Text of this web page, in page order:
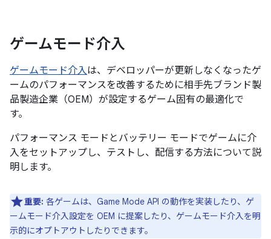
ゲームモード介入
ゲームモード介入は、デベロッパーが更新しなくなったゲ
ームのパフォーマンスを改善するために相手先ブランド製
品製造企業（OEM）が設定するゲーム固有の最適化で
す。
パフォーマンス モードとバッテリー モードでゲームに介
入をセットアップし、テストし、配信する方法について説
明します。
重要: 各ゲームは、Game Mode API の動作を実装したり、ゲ
ームモード介入設定を OEM に提案したり、ゲームモード介入を明
示的にオプトアウトしたりできます。